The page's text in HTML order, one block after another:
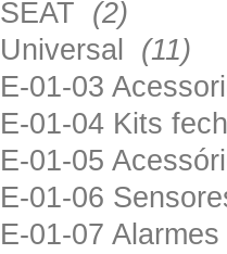
SEAT (2)
Universal (11)
E-01-03
E-01-04 Kits
E-01-05
E-01-06
E-01-07 Alarmes